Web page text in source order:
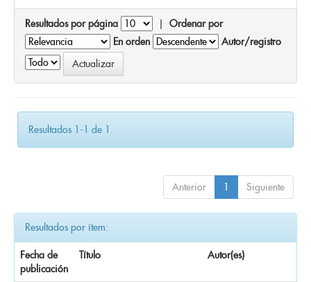
Resultados por página | Ordenar por
En orden
Autor/registro
Resultados 1-1 de 1.
Anterior 1 Siguiente
Resultados por ítem:
Fecha de
publicación
Título Autor(es)